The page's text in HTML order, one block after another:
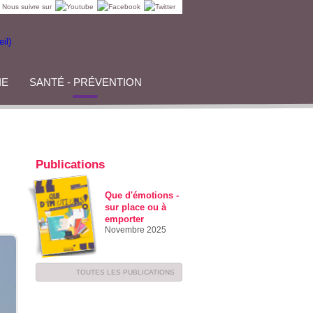
Nous suivre sur
SANTÉ - PRÉVENTION
Publications
Que d'émotions -
sur place ou à
emporter
Novembre 2025
TOUTES LES PUBLICATIONS